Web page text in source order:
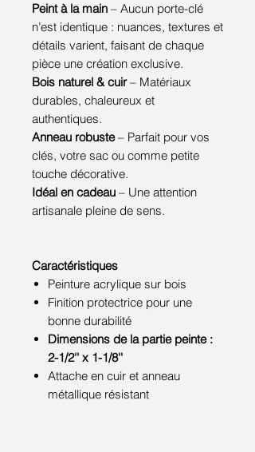
Peint à la main – Aucun porte-clé
n’est identique : nuances, textures et
détails varient, faisant de chaque
pièce une création exclusive.
Bois naturel & cuir– Matériaux
durables, chaleureux et
authentiques.
Anneau robuste– Parfait pour vos
clés, votre sac ou comme petite
touche décorative.
Idéal en cadeau – Une attention
artisanale pleine de sens.
Caractéristiques
Peinture acrylique sur bois
Finition protectrice pour une
bonne durabilité
Dimensions de la partie peinte :
2-1/2'' x 1-1/8''
Attache en cuir et anneau
métallique résistant